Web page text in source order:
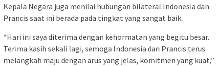
Kepala Negara juga menilai hubungan bilateral Indonesia dan
Prancis saat ini berada pada tingkat yang sangat baik.
“Hari ini saya diterima dengan kehormatan yang begitu besar.
Terima kasih sekali lagi, semoga Indonesia dan Prancis terus
melangkah maju dengan arus yang jelas, komitmen yang kuat,”